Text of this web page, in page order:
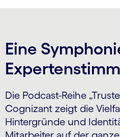
Eine
Die Podcast-Reihe
Cognizant zeigt die
Hintergründe und